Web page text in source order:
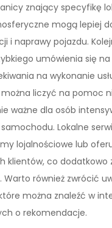
znający specyfikę
mogą lepiej
i naprawy pojazdu.
umówienia się
na wykonanie
liczyć na pomoc
ważne dla osób
Lokalne
lojalnościowe lub
klientów, co dodatkowo
Warto również zwrócić
można znaleźć w
o rekomendacje.